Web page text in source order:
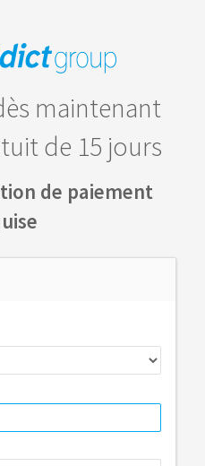
maintenant
de 15 jours
de paiement